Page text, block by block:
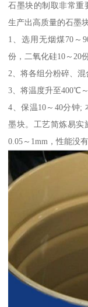
石墨块的制取非常重
生产出高质量的石墨
1、选用无烟煤70～
份，二氧化硅10～20
2、将各组分粉碎、
3、将温度升至400℃
4、保温10～40分钟;
墨块。工艺简炼易实
0.05～1mm，性能没